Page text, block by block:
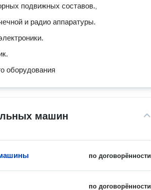
подвижных составов.,
и радио аппаратуры.
оборудования
машин
по договорённости
по договорённости